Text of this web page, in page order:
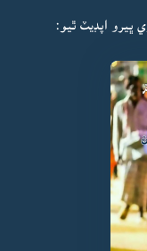
ڀيرو اپڊيٽ ٿيو: